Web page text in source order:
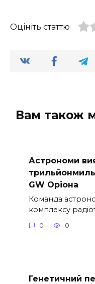
Оцініть статтю
Вам також
Астрономи
GW Оріона
Команда
комплексу
0 0
Генетичний